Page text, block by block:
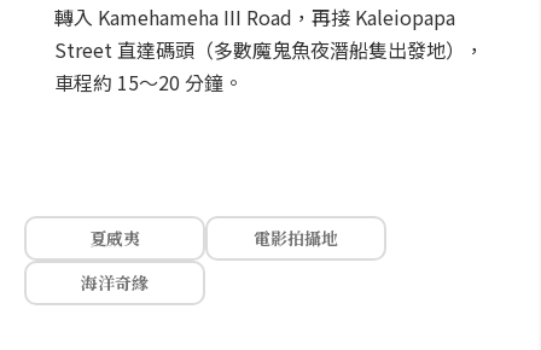
轉入 Kamehameha III Road，再接 Kaleiopapa
Street 直達碼頭（多數魔鬼魚夜潛船隻出發地），
車程約 15～20 分鐘。
夏威夷
電影拍攝地
海洋奇緣